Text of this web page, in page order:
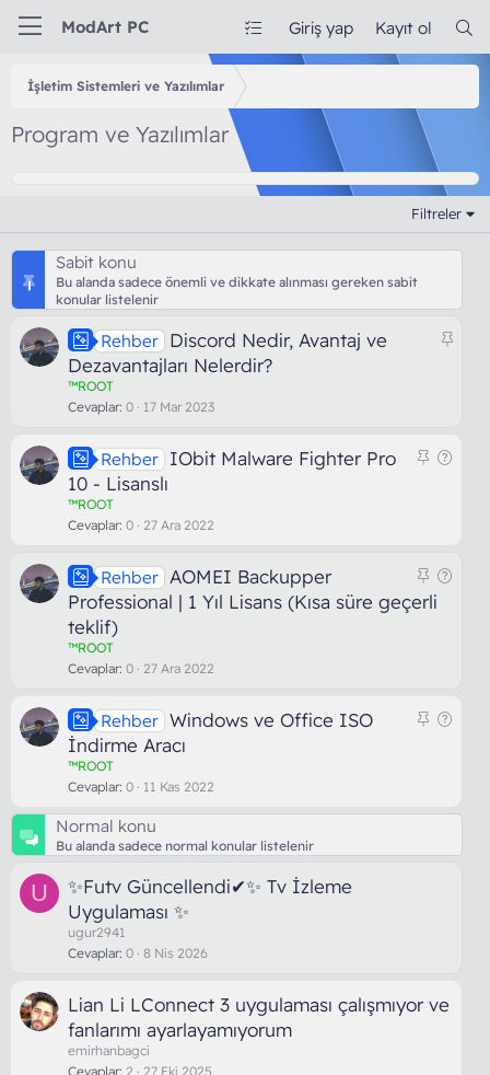
ModArt PC Giriş yap Kayıt ol
İşletim Sistemleri ve Yazılımlar
Program ve Yazılımlar
Filtreler
Sabit konu
Bu alanda sadece önemli ve dikkate alınması gereken sabit
konular listelenir
S
Rehber Discord Nedir, Avantaj ve
Dezavantajları Nelerdir?
™ROOT
Cevaplar 0 17 Mar 2023
S
Rehber IObit Malware Fighter Pro
10 - Lisanslı
™ROOT
Cevaplar 0 27 Ara 2022
S
a
Rehber AOMEI Backupper
Professional | 1 Yıl Lisans (Kısa süre geçerli
teklif)
™ROOT
Cevaplar 0 27 Ara 2022
S
t
Rehber Windows ve Office ISO
İndirme Aracı
™ROOT
Cevaplar 0 11 Kas 2022
Normal konu
Bu alanda sadece normal konular listelenir
U
✨Futv Güncellendi✔✨ Tv İzleme
Uygulaması ✨
ugur2941
Cevaplar 0 8 Nis 2026
Lian Li LConnect 3 uygulaması çalışmıyor ve
fanlarımı ayarlayamıyorum
emirhanbagci
Cevaplar 2 27 Eki 2025